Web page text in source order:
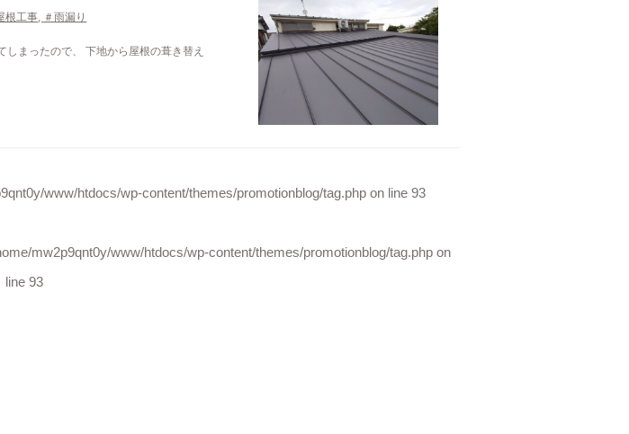
根工事, ＃雨漏り
まったので、 下地から屋根の葺き替え
www/htdocs/wp-content/themes/promotionblog/tag.phpon line 93
mw2p9qnt0y/www/htdocs/wp-content/themes/promotionblog/tag.phpon
line 93